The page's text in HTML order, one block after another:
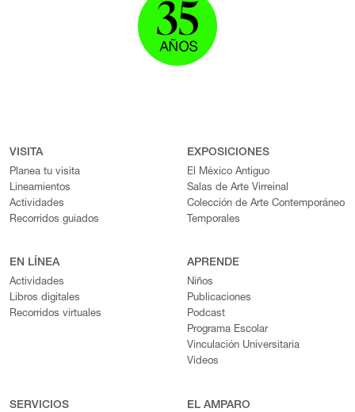
VISITA
Planea tu visita
Lineamientos
Actividades
Recorridos guiados
EXPOSICIONES
El México Antiguo
Salas de Arte Virreinal
Colección de Arte Contemporáneo
Temporales
EN LÍNEA
Actividades
Libros digitales
Recorridos virtuales
APRENDE
Niños
Publicaciones
Podcast
Programa Escolar
Vinculación Universitaria
Videos
SERVICIOS EL AMPARO